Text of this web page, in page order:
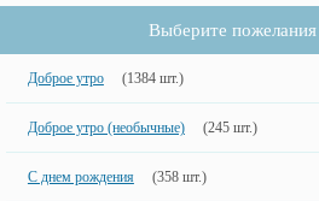
Выберите пожелания
Доброе утро (1384 шт.)
Доброе утро (необычные) (245 шт.)
С днем рождения (358 шт.)